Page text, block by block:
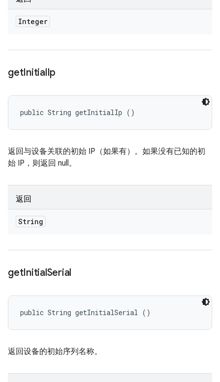
Integer
getInitialIp
public String getInitialIp ()
返回与设备关联的初始 IP（如果有）。如果没有已知的初
始 IP，则返回 null。
返回
String
getInitialSerial
public String getInitialSerial ()
返回设备的初始序列名称。